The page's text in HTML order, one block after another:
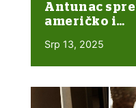
Antunac
američko i…
Srp 13, 2025